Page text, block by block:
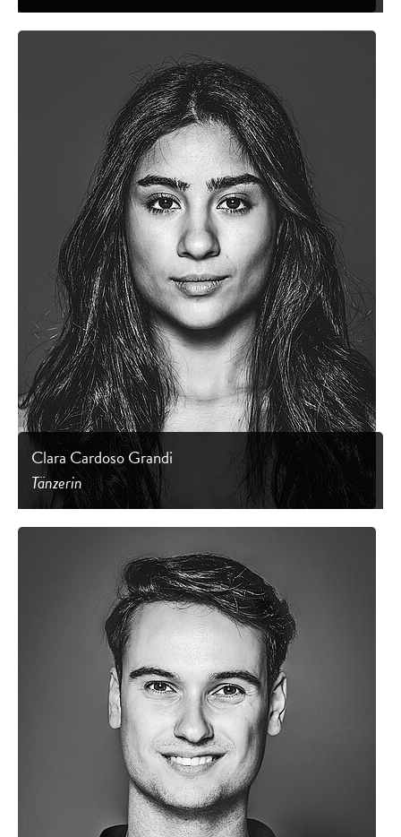
Clara Cardoso Grandi
Tänzerin